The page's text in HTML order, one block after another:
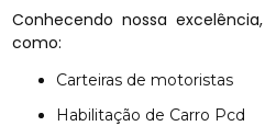
Conhecendo nossa
como:
Carteiras de motoristas
Habilitação de Carro Pcd